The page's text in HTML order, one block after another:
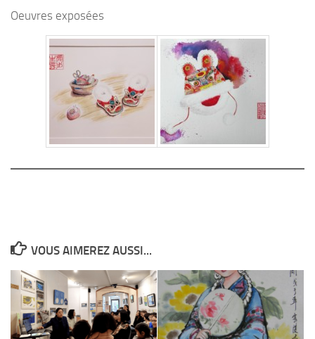
Oeuvres exposées
VOUS AIMEREZ AUSSI...